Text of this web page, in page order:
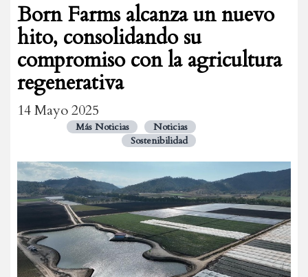
Born Farms alcanza un nuevo
hito, consolidando su
compromiso con la agricultura
regenerativa
14 Mayo 2025
Más Noticias
Noticias
Sostenibilidad